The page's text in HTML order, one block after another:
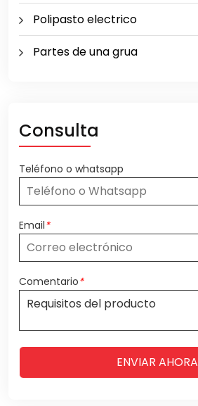
Polipasto electrico
Partes de una grua
Consulta
Teléfono o whatsapp
Email*
Comentario*
ENVIAR AHORA